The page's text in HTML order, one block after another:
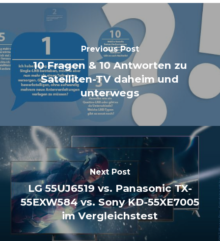
Previous Post
10 Fragen & 10 Antworten zu
Satelliten-TV daheim und
unterwegs
Next Post
LG 55UJ6519 vs. Panasonic TX-
55EXW584 vs. Sony KD-55XE7005
im Vergleichstest